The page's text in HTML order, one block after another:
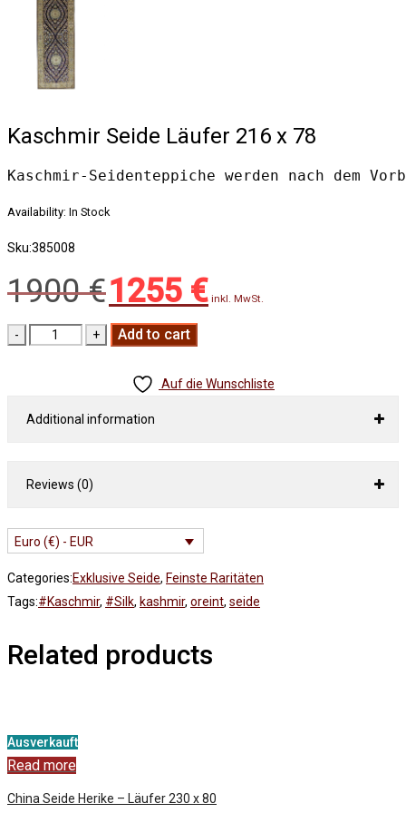
Kaschmir Seide Läufer 216 x 78
Kaschmir-Seidenteppiche werden nach dem
Availability: In Stock
Sku:385008
1900€ Original
price
was:
1255 €Current
price
inkl. MwSt.
Add to cart
Auf die Wunschliste
Additional information
Reviews (0)
Euro (€) - EUR
Categories:Exklusive Seide, Feinste Raritäten
Tags:#Kaschmir, #Silk, kashmir, oreint, seide
Related products
Ausverkauft
Read more
China Seide Herike – Läufer 230 x 80